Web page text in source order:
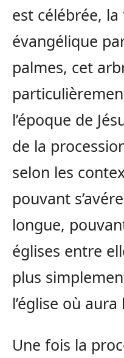
est célébrée,
évangélique
palmes, cet
l’époque de
de la
selon les
pouvant
longue,
églises entre
plus
l’église où
Une fois la